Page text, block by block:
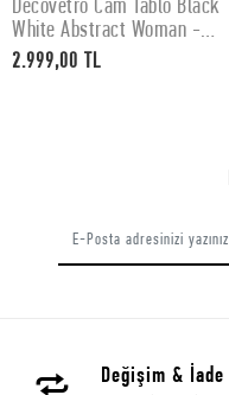
SEPETE EKLE
Decovetro Cam Tablo Black
White Abstract Woman -
50x70 cm
2.999,00 TL
Değişim & İade